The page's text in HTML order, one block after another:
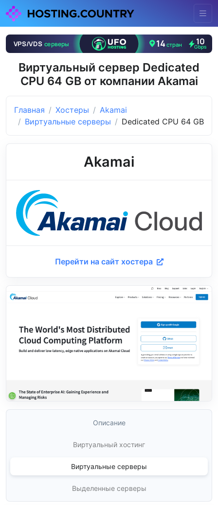
Виртуальный сервер Dedicated
CPU 64 GB от компании Akamai
Главная Хостеры
Akamai
Виртуальные серверы
Dedicated CPU 64 GB
Akamai
Перейти на сайт хостера
Описание
Виртуальный хостинг
Виртуальные серверы
Выделенные серверы